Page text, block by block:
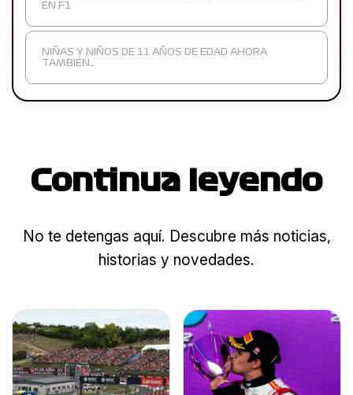
EN F1
NIÑAS Y NIÑOS DE 11 AÑOS DE EDAD AHORA
TAMBIÉN…
Continua leyendo
No te detengas aquí. Descubre más noticias,
historias y novedades.